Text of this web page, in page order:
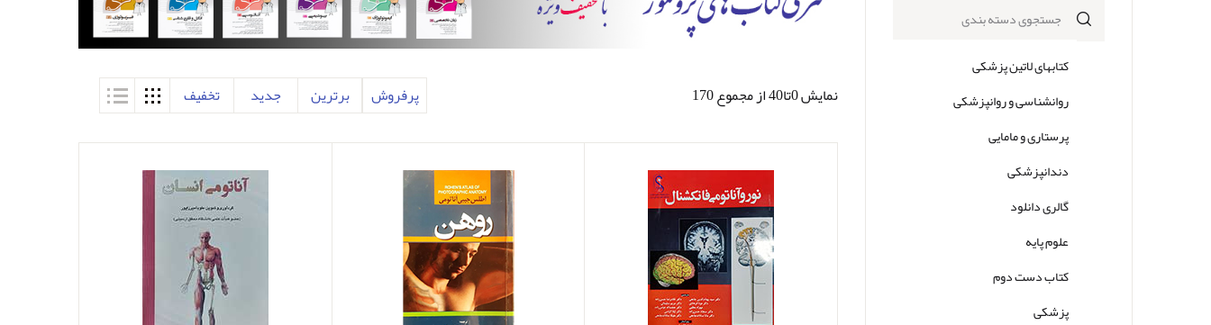
جستجوی دسته بندی
کتابهای لاتین پزشکی
روانشناسی و روانپزشکی
پرستاری و مامایی
دندانپزشکی
گالری دانلود
علوم پایه
کتاب دست دوم
پزشکی
نمایش 0تا40 از مجموع 170 پرفروش برترین جدید تخفیف